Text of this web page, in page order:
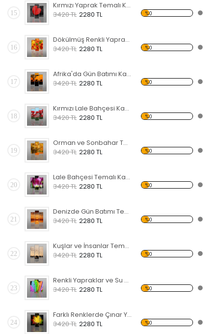
15
Kırmızı Yaprak Temalı Kanvas Tablo
3420 TL 2280 TL %0
16
Dökülmüş Renkli Yapraklar Kanvas Tablo
3420 TL 2280 TL %0
17
Afrika'da Gün Batımı Kanvas Tablo
3420 TL 2280 TL %0
18
Kırmızı Lale Bahçesi Kanvas Tablo
3420 TL 2280 TL %0
19
Orman ve Sonbahar Temalı Kanvas Tablo
3420 TL 2280 TL %0
20
Lale Bahçesi Temalı Kanvas Tablo
3420 TL 2280 TL %0
21
Denizde Gün Batımı Temalı Kanvas Tablo
3420 TL 2280 TL %0
22
Kuşlar ve İnsanlar Temalı Kanvas Tablo
3420 TL 2280 TL %0
23
Renkli Yapraklar ve Su Damlaları Kanvas Tablo
3420 TL 2280 TL %0
24
Farklı Renklerde Çınar Yaprakları Kanvas Tablo
3420 TL 2280 TL %0